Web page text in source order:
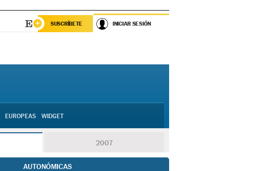
SUSCRÍBETE INICIAR SESIÓN
EUROPEAS WIDGET
2007
AUTONÓMICAS